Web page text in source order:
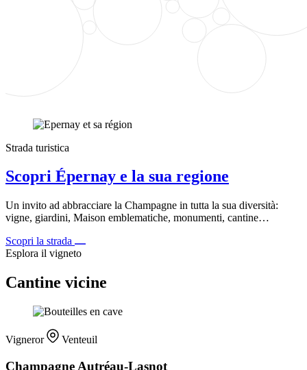
Strada turistica
Scopri Épernay e la sua regione
Un invito ad abbracciare la Champagne in tutta la sua diversità:
vigne, giardini, Maison emblematiche, monumenti, cantine…
Scopri la strada
Esplora il vigneto
Cantine vicine
Vigneror Venteuil
Champagne Autréau-Lasnot